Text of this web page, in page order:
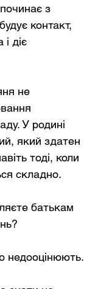
з
контакт,
діє
не
У родині
який здатен
тоді, коли
складно.
батькам
недооцінюють.